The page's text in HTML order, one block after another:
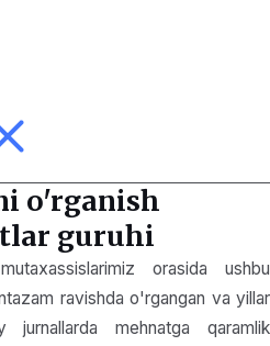
o'rganish
guruhi
orasida ushbu
ravishda o'rgangan va yillar
jurnallarda mehnatga qaramlik